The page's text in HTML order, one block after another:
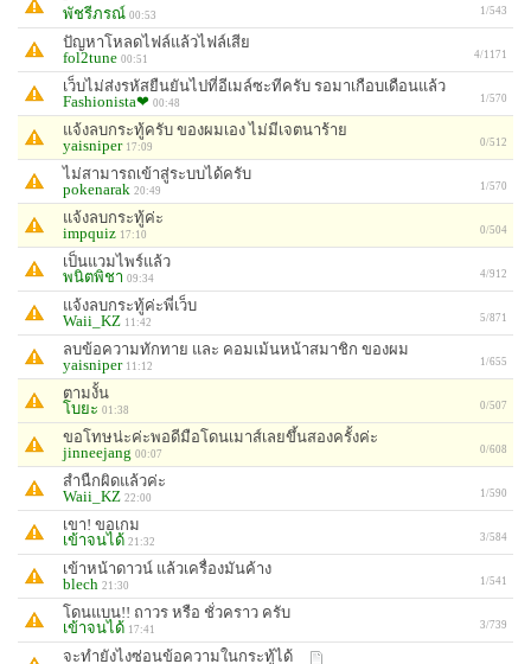
พัชรีภรณ์ 00:53 1/543
ปัญหาโหลดไฟล์แล้วไฟล์เสีย
fol2tune 00:51 4/1171
เว็บไม่ส่งรหัสยืนยันไปที่อีเมล์ซะทีครับ รอมาเกือบเดือนแล้ว
Fashionista❤ 00:48 1/570
แจ้งลบกระทู้ครับ ของผมเอง ไม่มีเจตนาร้าย
yaisniper 17:09 0/512
ไม่สามารถเข้าสู่ระบบได้ครับ
pokenarak 20:49 1/570
แจ้งลบกระทู้ค่ะ
impquiz 17:10 0/504
เป็นแวมไพร์แล้ว
พนิตพิชา 09:34 4/912
แจ้งลบกระทู้ค่ะพี่เว็บ
Waii_KZ 11:42 5/871
ลบข้อความทักทาย และ คอมเม้นหน้าสมาชิก ของผม
yaisniper 11:12 1/655
ตามงั้น
โบยะ 01:38 0/507
ขอโทษน่ะค่ะพอดีมือโดนเมาส์เลยขึ้นสองครั้งค่ะ
jinneejang 00:07 0/608
สำนืกผิดแล้วค่ะ
Waii_KZ 22:00 1/590
เขา! ขอเกม
เข้าจนได้ 21:32 3/584
เข้าหน้าดาวน์ แล้วเครื่องมันค้าง
blech 21:30 1/541
โดนแบน!! ถาวร หรือ ชั่วคราว ครับ
เข้าจนได้ 17:41 3/739
จะทำยังไงซ่อนข้อความในกระทู้ได้